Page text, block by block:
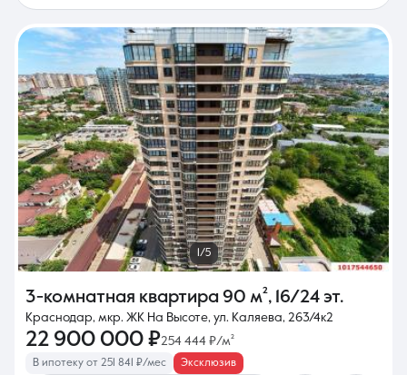
1/5
3-комнатная квартира 90 м², 16/24 эт.
Краснодар, мкр. ЖК На Высоте, ул. Каляева, 263/4к2
22 900 000 ₽254 444 ₽/м²
В ипотеку от 251 841 ₽/мес Эксклюзив